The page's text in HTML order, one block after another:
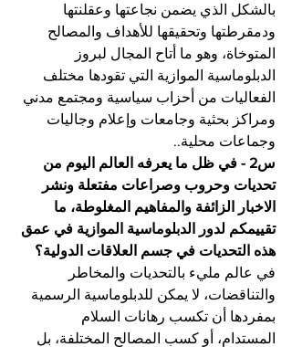
بالشكل الذي يضمن نجاعتها وعقلنتها
ودمقرطتها وتحقيقها للأهداف والمصالح
المتوخاة، وهو ما أتاح المجال لبروز
الدبلوماسية الموازية التي تقودها مختلف
الفعاليات من أحزاب سياسية ومجتمع مدني
ومراكز بحثية وجامعات وإعلام وجاليات
وجماعات محلية..
س2 - في ظل ما يعرفه العالم اليوم من
تحديات وحروب وصراعات مفتعلة ونشر
الاخبار الزائفة والمفاهيم المغلوطة، ما
تقييمكم لدور الدبلوماسية الموازية في عمق
هذه التحديات في جسم العلاقات الدولية؟
في عالم مليء بالتحديات والمخاطر
والتناقضات، لا يمكن للدبلوماسية الرسمية
بمفردها أن تكسب رهانات السلام
المستدام، أو كسب المصالح المختلفة، بل